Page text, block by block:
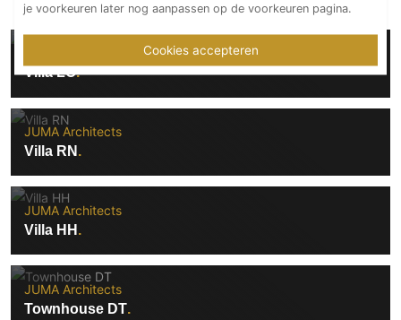
Overig
Akoestiek
Binnenzwembaden
Wellness
Wijnkelder en wijnkasten
Villa LO
JUMA Architects
Villa RN
JUMA Architects
Villa HH
JUMA Architects
Townhouse DT
je voorkeuren later nog aanpassen op de voorkeuren pagina.
Cookies accepteren